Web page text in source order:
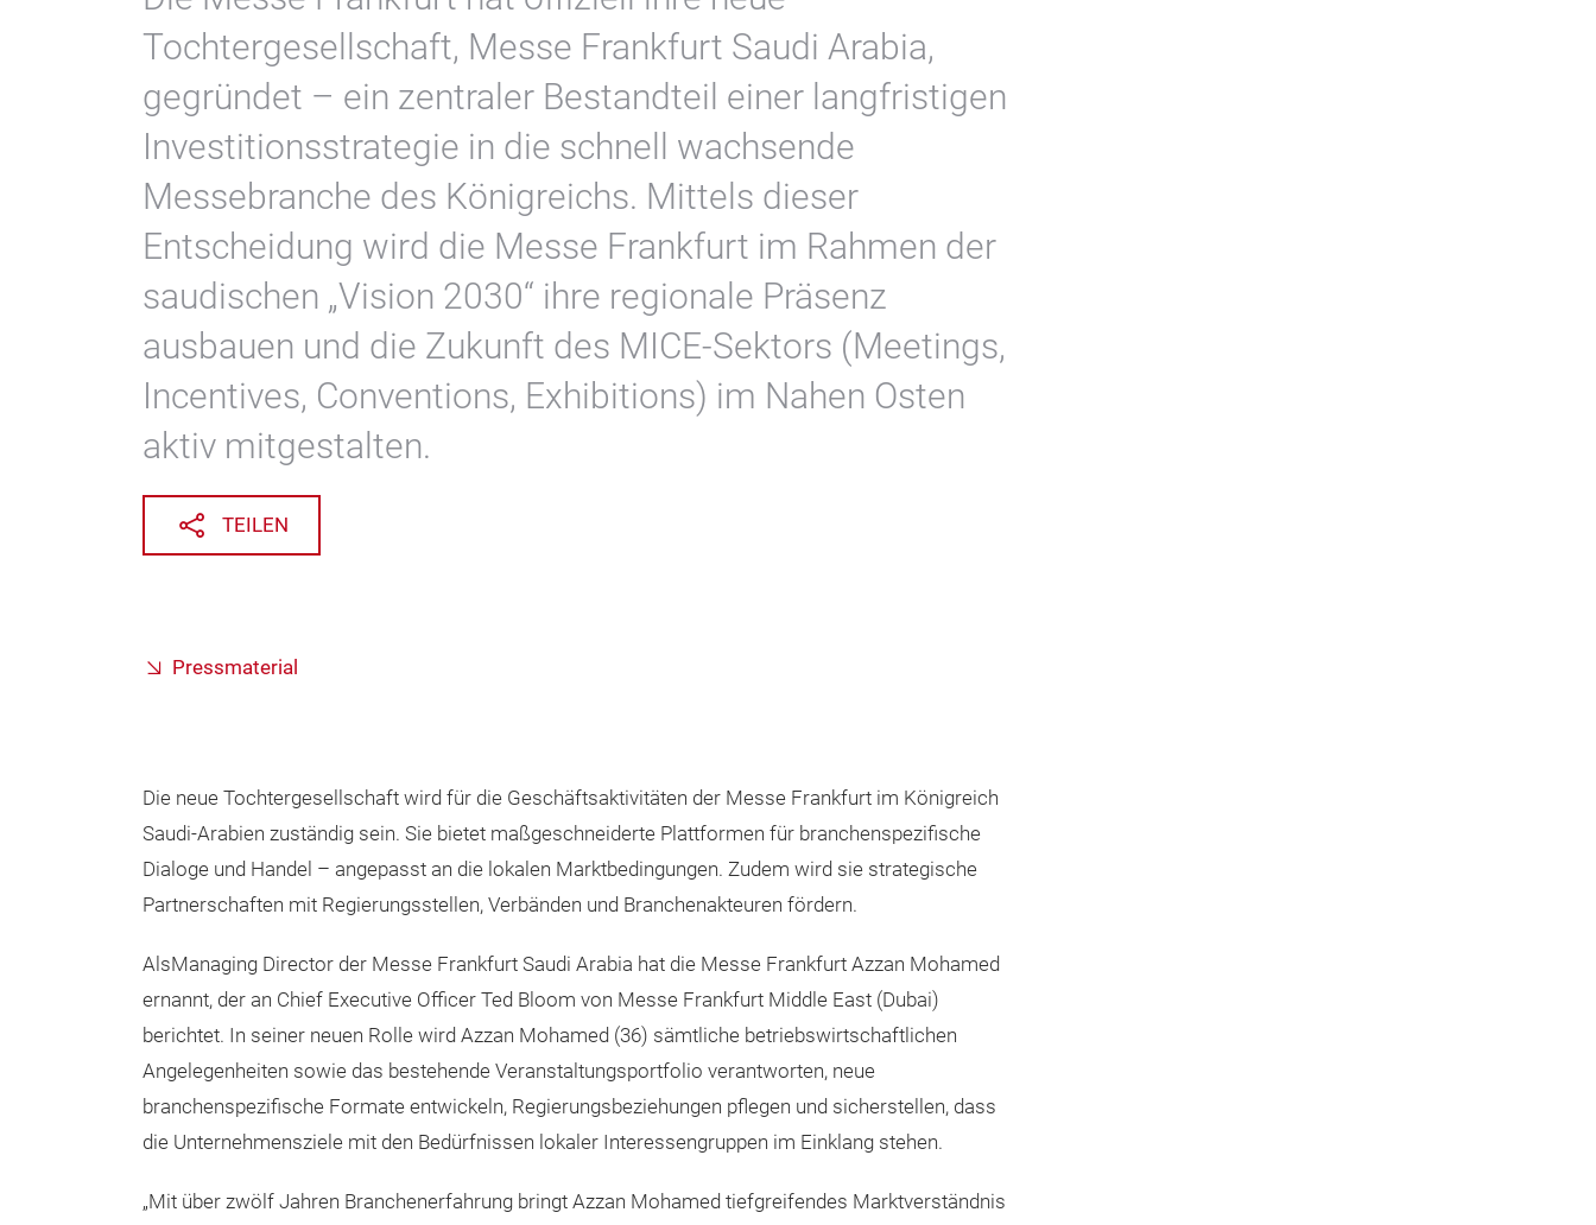
Tochtergesellschaft, Messe Frankfurt Saudi Arabia,
gegründet – ein zentraler Bestandteil einer langfristigen
Investitionsstrategie in die schnell wachsende
Messebranche des Königreichs. Mittels dieser
Entscheidung wird die Messe Frankfurt im Rahmen der
saudischen „Vision 2030“ ihre regionale Präsenz
ausbauen und die Zukunft des MICE-Sektors (Meetings,
Incentives, Conventions, Exhibitions) im Nahen Osten
aktiv mitgestalten.
TEILEN
Pressmaterial
Die neue Tochtergesellschaft wird für die Geschäftsaktivitäten der Messe Frankfurt im Königreich
Saudi-Arabien zuständig sein. Sie bietet maßgeschneiderte Plattformen für branchenspezifische
Dialoge und Handel – angepasst an die lokalen Marktbedingungen. Zudem wird sie strategische
Partnerschaften mit Regierungsstellen, Verbänden und Branchenakteuren fördern.
AlsManaging Director der Messe Frankfurt Saudi Arabia hat die Messe Frankfurt Azzan Mohamed
ernannt, der an Chief Executive Officer Ted Bloom von Messe Frankfurt Middle East (Dubai)
berichtet. In seiner neuen Rolle wird Azzan Mohamed (36) sämtliche betriebswirtschaftlichen
Angelegenheiten sowie das bestehende Veranstaltungsportfolio verantworten, neue
branchenspezifische Formate entwickeln, Regierungsbeziehungen pflegen und sicherstellen, dass
die Unternehmensziele mit den Bedürfnissen lokaler Interessengruppen im Einklang stehen.
„Mit über zwölf Jahren Branchenerfahrung bringt Azzan Mohamed tiefgreifendes Marktverständnis